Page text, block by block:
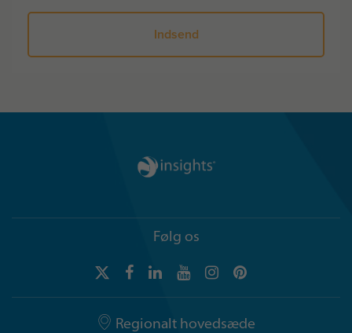
Følg os
Regionalt hovedsæde